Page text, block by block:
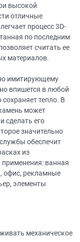
высокой
отличные
процесс 3D-
по последним
считать ее
материалов.
имитирующему
впишется в любой
тепло. В
может
сделать его
значительно
обеспечит
из
применения: ванная
офис, рекламные
элементы
механическое